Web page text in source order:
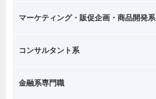
マーケティング・販促企画・商品開発系
コンサルタント系
金融系専門職